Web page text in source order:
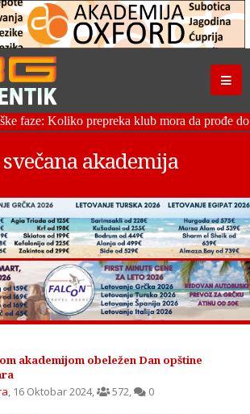
svečana akademija
akademijom obeležen Dan opštine
, 16 Oktobar 2024, 572, 0